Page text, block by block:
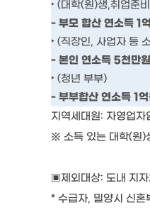
‣ (대학(원)생,취업준
- 부모 합산 연소득 1
‣ (직장인, 사업자 등
- 본인 연소득 5천만
‣ (청년 부부)
- 부부합산 연소득 1
지역세대원: 자영업자
※ 소득 있는 대학(원)
▣제외대상: 도내 지
* 수급자, 밀양시 신혼